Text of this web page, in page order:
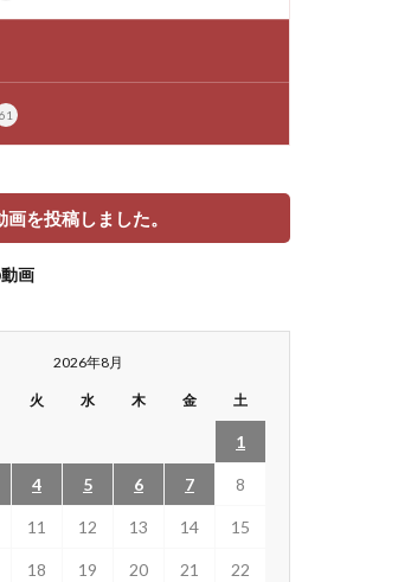
61
を投稿しました。
画
2026年8月
火 水 木 金 土
1
4 5 6 7 8
11 12 13 14 15
18 19 20 21 22